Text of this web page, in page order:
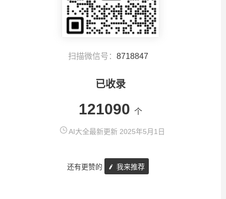
扫描微信号： 8718847
已收录
121090 个
AI大全最新更新 2025年5月1日
还有更赞的 我来推荐